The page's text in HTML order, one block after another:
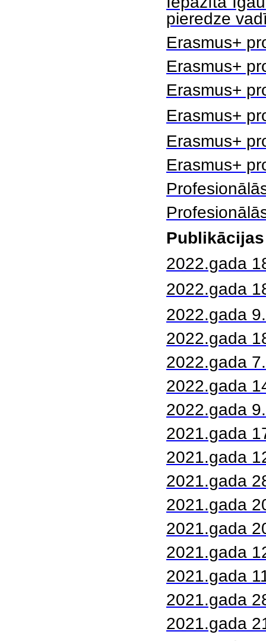
pieredze
Erasmus+
Erasmus+
Erasmus+
Erasmus+
Erasmus+
Erasmus+
2022.gada
2022.gada
2022.gada
2022.gada
2022.gada
2022.gada
2022.gada
2021.gada
2021.gada
2021.gada
2021.gada
2021.gada
2021.gada
2021.gada
2021.gada
2021.gada